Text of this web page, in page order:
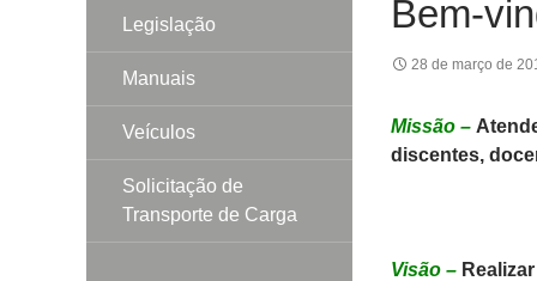
Bem-
28 de março de
Missão –
discentes,
Visão –
Legislação
Manuais
Veículos
Solicitação de
Transporte de Carga